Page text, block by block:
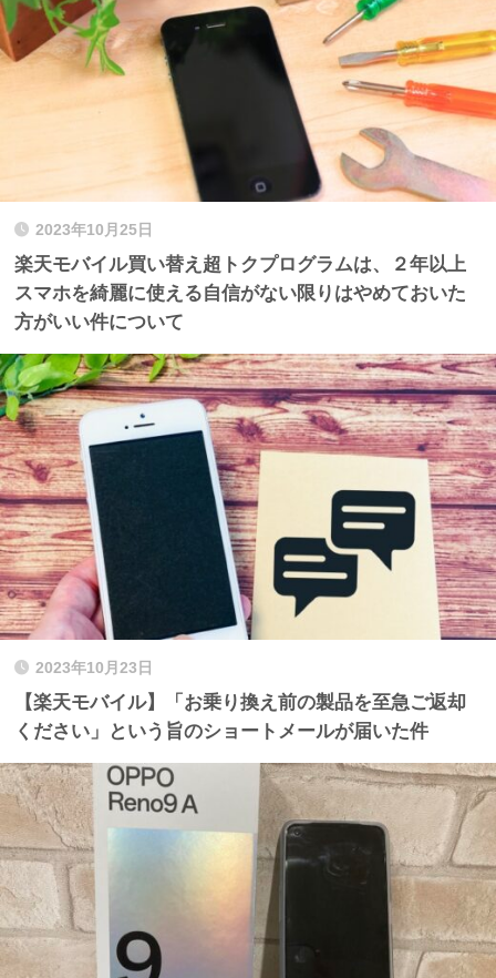
2023年10月25日
楽天モバイル買い替え超トクプログラムは、２年以上
スマホを綺麗に使える自信がない限りはやめておいた
方がいい件について
2023年10月23日
【楽天モバイル】「お乗り換え前の製品を至急ご返却
ください」という旨のショートメールが届いた件